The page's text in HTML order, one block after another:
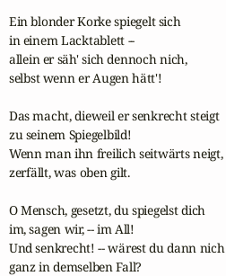
Ein blonder Korke spiegelt sich
in einem Lacktablett --
allein er säh' sich dennoch nich,
selbst wenn er Augen hätt'!
Das macht, dieweil er senkrecht steigt
zu seinem Spiegelbild!
Wenn man ihn freilich seitwärts neigt,
zerfällt, was oben gilt.
O Mensch, gesetzt, du spiegelst dich
im, sagen wir, -- im All!
Und senkrecht! -- wärest du dann nich
ganz in demselben Fall?